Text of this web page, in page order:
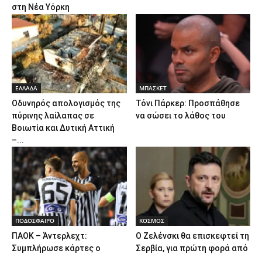
στη Νέα Υόρκη
ΕΛΛΑΔΑ
Οδυνηρός απολογισμός της
πύρινης λαίλαπας σε
Βοιωτία και Δυτική Αττική
–...
ΜΠΑΣΚΕΤ
Τόνι Πάρκερ: Προσπάθησε
να σώσει το λάθος του
ΠΟΔΟΣΦΑΙΡΟ
ΠΑΟΚ – Άντερλεχτ:
Συμπλήρωσε κάρτες ο
ΚΟΣΜΟΣ
Ο Ζελένσκι θα επισκεφτεί τη
Σερβία, για πρώτη φορά από